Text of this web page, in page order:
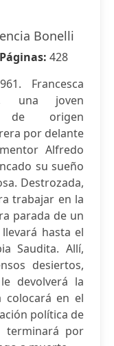
Bonelli
428
Francesca
una joven
de origen
por delante
Alfredo
su sueño
Destrozada,
trabajar en la
parada de un
hasta el
Saudita. Allí,
desiertos,
devolverá la
colocará en el
política de
terminará por